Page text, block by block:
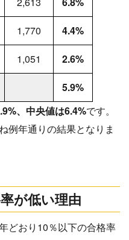
1,770 4.4%
1,051 2.6%
5.9%
、中央値は6.4%です。
例年通りの結果となりま
が低い理由
どおり10％以下の合格率